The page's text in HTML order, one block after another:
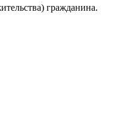
гражданина.